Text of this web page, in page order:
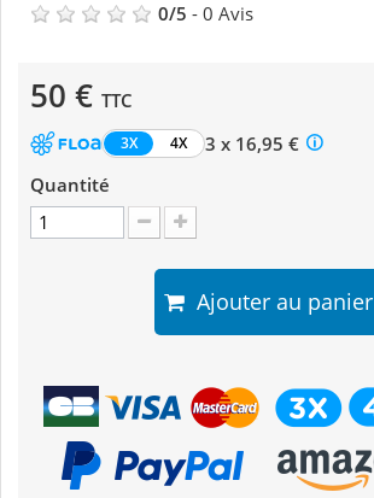
0/5 - 0 Avis
50 € TTC
3X 4X
3 x 16,95 €
Quantité
Ajouter au panier